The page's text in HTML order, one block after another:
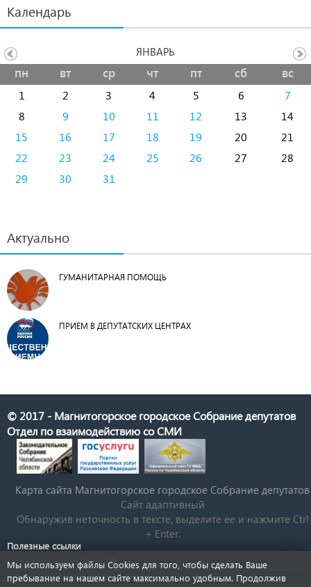
Календарь
пн вт ср чт пт сб вс
1 2 3 4 5 6
7
8
9 10 11 12 13
14
15
16 17 18 19 20
21
22
23 24 25 26 27
28
29
30 31
ЯНВАРЬ
Актуально
ГУМАНИТАРНАЯ ПОМОЩЬ
ПРИЕМ В ДЕПУТАТСКИХ ЦЕНТРАХ
© 2017 - Магнитогорское городское Собрание депутатов
Отдел по взаимодействию со СМИ
Карта сайта Магнитогорское городское Cобрание депутатов
Сайт адаптивный
Обнаружив неточность в тексте, выделите ее и нажмите Ctrl
+ Enter.
Полезные ссылки
Государственная Дума РФ
Губернатор Челябинской области
Мы используем файлы Cookies для того, чтобы сделать Ваше
пребывание на нашем сайте максимально удобным. Продолжив